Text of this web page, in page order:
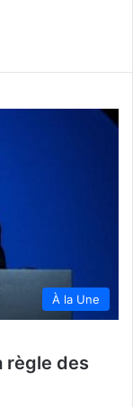
À la Une
règle des